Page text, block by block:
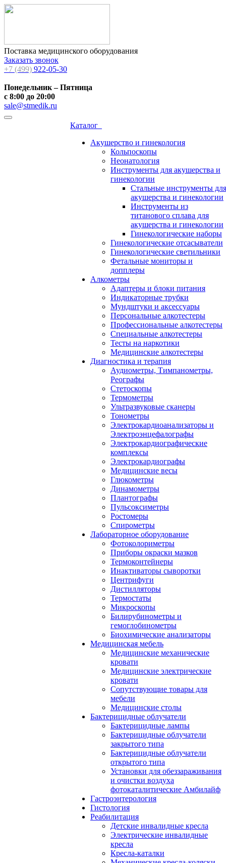
Поставка медицинского оборудования
Заказать звонок
+7 (499) 922-05-30
Понедельник – Пятница
с 8:00 до 20:00
sale@stmedik.ru
Каталог
Акушерство и гинекология
Кольпоскопы
Неонатология
Инструменты для акушерства и
гинекологии
Стальные инструменты для
акушерства и гинекологии
Инструменты из
титанового сплава для
акушерства и гинекологии
Гинекологические наборы
Гинекологические отсасыватели
Гинекологические светильники
Фетальные мониторы и
допплеры
Алкометры
Адаптеры и блоки питания
Индикаторные трубки
Мундштуки и аксессуары
Персональные алкотестеры
Профессиональные алкотестеры
Специальные алкотестеры
Тесты на наркотики
Медицинские алкотестеры
Диагностика и терапия
Аудиометры, Тимпанометры,
Реографы
Стетоскопы
Термометры
Ультразвуковые сканеры
Тонометры
Электрокардиоанализаторы и
Электроэнцефалографы
Электрокардиографические
комплексы
Электрокардиографы
Медицинские весы
Глюкометры
Динамометры
Плантографы
Пульсоксиметры
Ростомеры
Спирометры
Лабораторное оборудование
Фотоколориметры
Приборы окраски мазков
Термоконтейнеры
Инактиваторы сыворотки
Центрифуги
Дистилляторы
Термостаты
Микроскопы
Билирубинометры и
гемоглобинометры
Биохимические анализаторы
Медицинская мебель
Медицинские механические
кровати
Медицинские электрические
кровати
Сопутствующие товары для
мебели
Медицинские столы
Бактерицидные облучатели
Бактерицидные лампы
Бактерицидные облучатели
закрытого типа
Бактерицидные облучатели
открытого типа
Установки для обеззараживания
и очистки воздуха
фотокаталитические Амбилайф
Гастроэнтерология
Гистология
Реабилитация
Детские инвалидные кресла
Электрические инвалидные
кресла
Кресла-каталки